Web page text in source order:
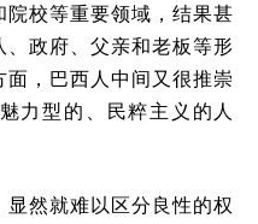
校等重要领域，结果甚
政府、父亲和老板等形
，巴西人中间又很推崇
力型的、民粹主义的人
然就难以区分良性的权